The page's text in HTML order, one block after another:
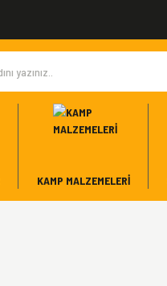
KAMP MALZEMELERI